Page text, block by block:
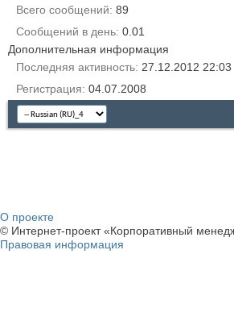
Всего сообщений 89
Сообщений в день 0.01
Дополнительная информация
Последняя активность 27.12.2012 22:03
Регистрация 04.07.2008
О проекте
© Интернет-проект «Корпоративный
Правовая информация